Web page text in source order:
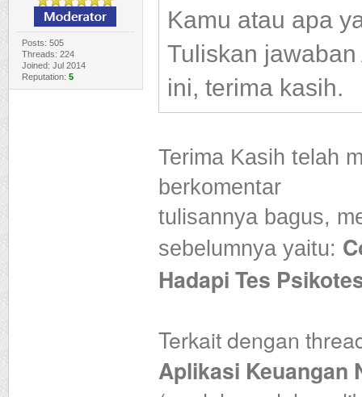
Posts: 505
Threads: 224
Joined: Jul 2014
Reputation: 5
Kamu atau apa
Tuliskan
ini, terima kasih.
Terima Kasih telah
berkomentar
tulisannya bagus,
sebelumnya yaitu:
Hadapi Tes
Terkait dengan
Aplikasi Keuangan